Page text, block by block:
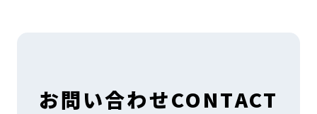
お問い合わせCONTACT